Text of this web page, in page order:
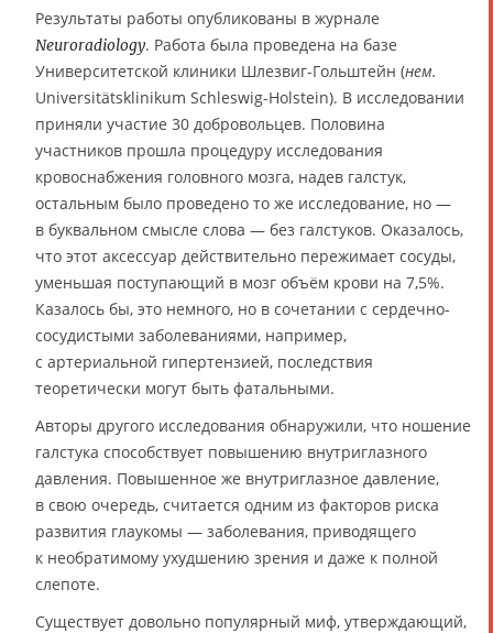
Результаты работы опубликованы в журнале
Neuroradiology. Работа была проведена на базе
Университетской клиники Шлезвиг-Гольштейн (нем.
Universitätsklinikum Schleswig-Holstein). В исследовании
приняли участие 30 добровольцев. Половина
участников прошла процедуру исследования
кровоснабжения головного мозга, надев галстук,
остальным было проведено то же исследование, но —
в буквальном смысле слова — без галстуков. Оказалось,
что этот аксессуар действительно пережимает сосуды,
уменьшая поступающий в мозг объём крови на 7,5%.
Казалось бы, это немного, но в сочетании с сердечно-
сосудистыми заболеваниями, например,
с артериальной гипертензией, последствия
теоретически могут быть фатальными.
Авторы другого исследования обнаружили, что ношение
галстука способствует повышению внутриглазного
давления. Повышенное же внутриглазное давление,
в свою очередь, считается одним из факторов риска
развития глаукомы — заболевания, приводящего
к необратимому ухудшению зрения и даже к полной
слепоте.
Существует довольно популярный миф, утверждающий,